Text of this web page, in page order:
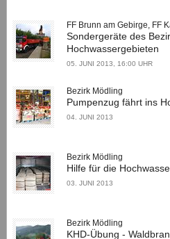
FF Brunn am Gebirge, FF
Sondergeräte des
Hochwassergebieten
05. JUNI 2013, 16:00 UHR
Bezirk Mödling
Pumpenzug fährt ins
04. JUNI 2013
Bezirk Mödling
Hilfe für die
03. JUNI 2013
Bezirk Mödling
KHD-Übung -